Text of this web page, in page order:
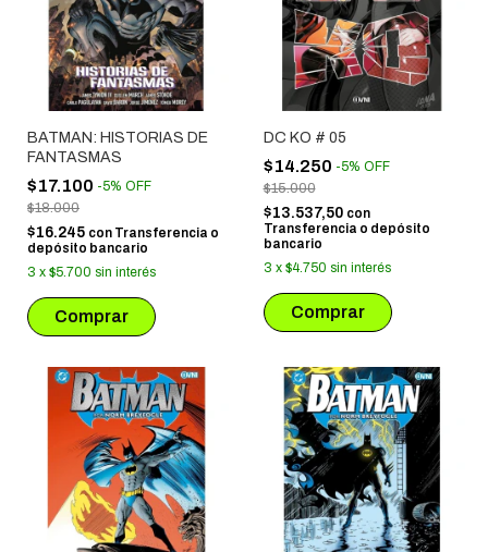
BATMAN: HISTORIAS DE
FANTASMAS
$17.100 -5% OFF
$18.000
$16.245 con Transferencia o
depósito bancario
3 x $5.700 sin interés
DC KO # 05
$14.250 -5% OFF
$15.000
$13.537,50 con
Transferencia o depósito
bancario
3 x $4.750 sin interés